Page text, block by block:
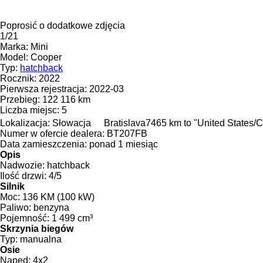
Poprosić o dodatkowe zdjęcia
1/21
Marka: Mini
Model: Cooper
Typ: hatchback
Rocznik: 2022
Pierwsza rejestracja: 2022-03
Przebieg: 122 116 km
Liczba miejsc: 5
Lokalizacja: Słowacja Bratislava7465 km to "United States/
Numer w ofercie dealera: BT207FB
Data zamieszczenia: ponad 1 miesiąc
Opis
Nadwozie: hatchback
Ilość drzwi: 4/5
Silnik
Moc: 136 KM (100 kW)
Paliwo: benzyna
Pojemność: 1 499 cm³
Skrzynia biegów
Typ: manualna
Osie
Napęd: 4x2